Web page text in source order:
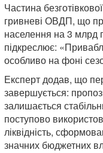
Частина
гривневі ОВДП, що
населення на 3 млрд
підкреслює:
особливо на фоні
Експерт додав, що
завершується:
залишається
поступово
ліквідність,
значних бюджетних